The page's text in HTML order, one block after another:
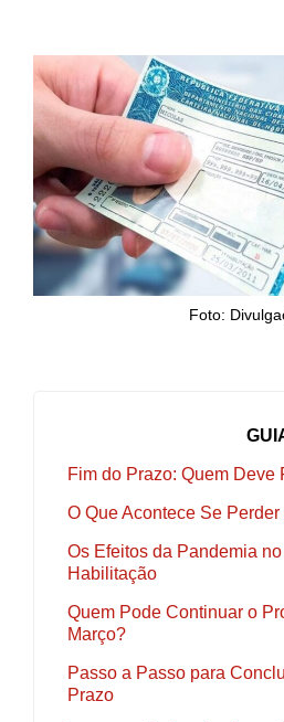
Foto:
Fim do Prazo: Quem Deve
O Que Acontece Se
Os Efeitos da Pandemia
Habilitação
Quem Pode Continuar o
Março?
Passo a Passo para
Prazo